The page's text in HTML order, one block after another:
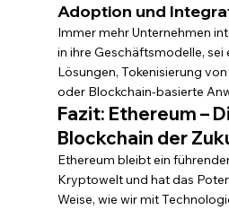
Adoption und
Immer mehr Unternehmen
in ihre Geschäftsmodelle, sei
Lösungen, Tokenisierung
oder Blockchain-basierte
Fazit: Ethereum –
Blockchain der
Ethereum bleibt ein
Kryptowelt und hat das
Weise, wie wir mit